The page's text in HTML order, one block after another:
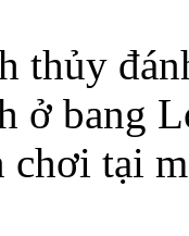
thủy
ở bang
tại